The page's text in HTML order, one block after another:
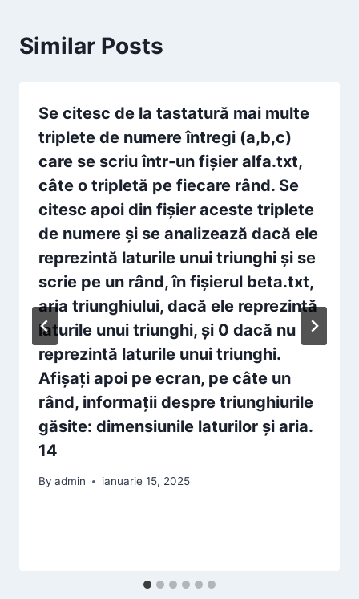
Similar Posts
Se citesc de la tastatură mai multe
triplete de numere întregi (a,b,c)
care se scriu într-un fişier alfa.txt,
câte o tripletă pe fiecare rând. Se
citesc apoi din fişier aceste triplete
de numere şi se analizează dacă ele
reprezintă laturile unui triunghi şi se
scrie pe un rând, în fişierul beta.txt,
aria triunghiului, dacă ele reprezintă
laturile unui triunghi, şi 0 dacă nu
reprezintă laturile unui triunghi.
Afişaţi apoi pe ecran, pe câte un
rând, informații despre triunghiurile
găsite: dimensiunile laturilor şi aria.
14
By admin ianuarie 15, 2025